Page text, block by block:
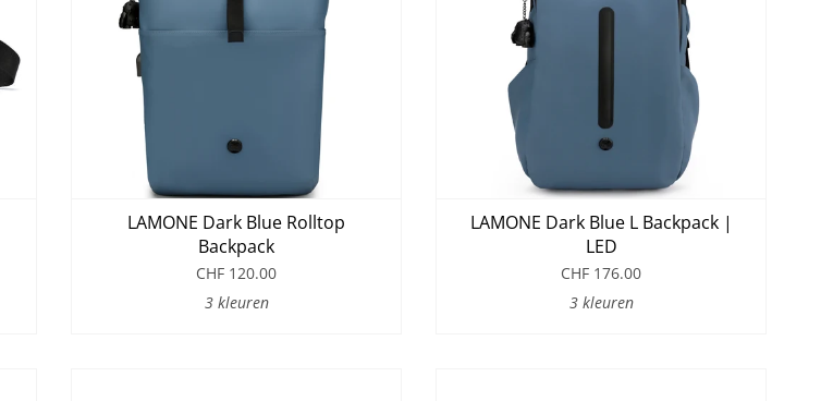
LAMONE Dark Blue Rolltop
Backpack
CHF 120.00
3 kleuren
LAMONE Dark Blue L Backpack |
LED
CHF 176.00
3 kleuren